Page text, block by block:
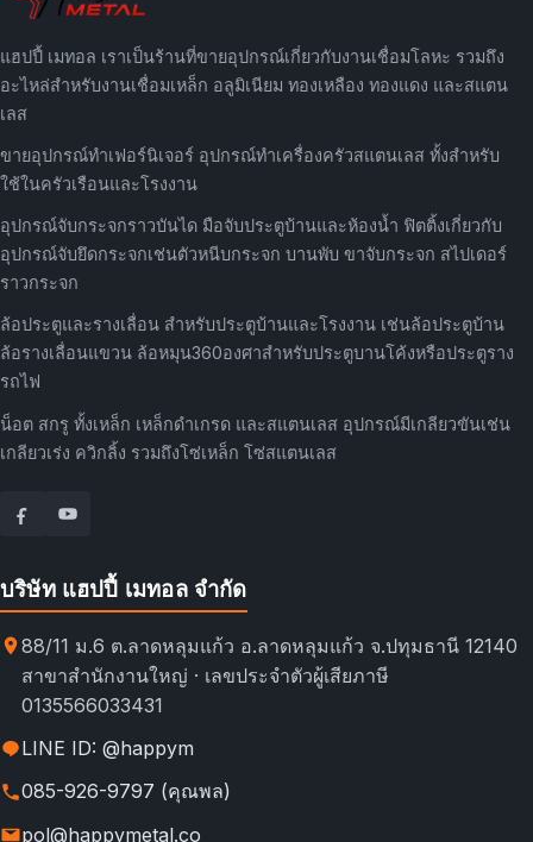
แฮปปี้ เมทอล เราเป็นร้านที่ขายอุปกรณ์เกี่ยวกับงานเชื่อมโลหะ รวมถึง
อะไหล่สำหรับงานเชื่อมเหล็ก อลูมิเนียม ทองเหลือง ทองแดง และสแตน
เลส
ขายอุปกรณ์ทำเฟอร์นิเจอร์ อุปกรณ์ทำเครื่องครัวสแตนเลส ทั้งสำหรับ
ใช้ในครัวเรือนและโรงงาน
อุปกรณ์จับกระจกราวบันได มือจับประตูบ้านและห้องน้ำ ฟิตติ้งเกี่ยวกับ
อุปกรณ์จับยึดกระจกเช่นตัวหนีบกระจก บานพับ ขาจับกระจก สไปเดอร์
ราวกระจก
ล้อประตูและรางเลื่อน สำหรับประตูบ้านและโรงงาน เช่นล้อประตูบ้าน
ล้อรางเลื่อนแขวน ล้อหมุน360องศาสำหรับประตูบานโค้งหรือประตูราง
รถไฟ
น็อต สกรู ทั้งเหล็ก เหล็กดำเกรด และสแตนเลส อุปกรณ์มีเกลียวขันเช่น
เกลียวเร่ง ควิกลิ้ง รวมถึงโซ่เหล็ก โซ่สแตนเลส
บริษัท แฮปปี้ เมทอล จำกัด
88/11 ม.6 ต.ลาดหลุมแก้ว อ.ลาดหลุมแก้ว จ.ปทุมธานี 12140
สาขาสำนักงานใหญ่ · เลขประจำตัวผู้เสียภาษี
0135566033431
LINE ID: @happym
085-926-9797 (คุณพล)
pol@happymetal.co